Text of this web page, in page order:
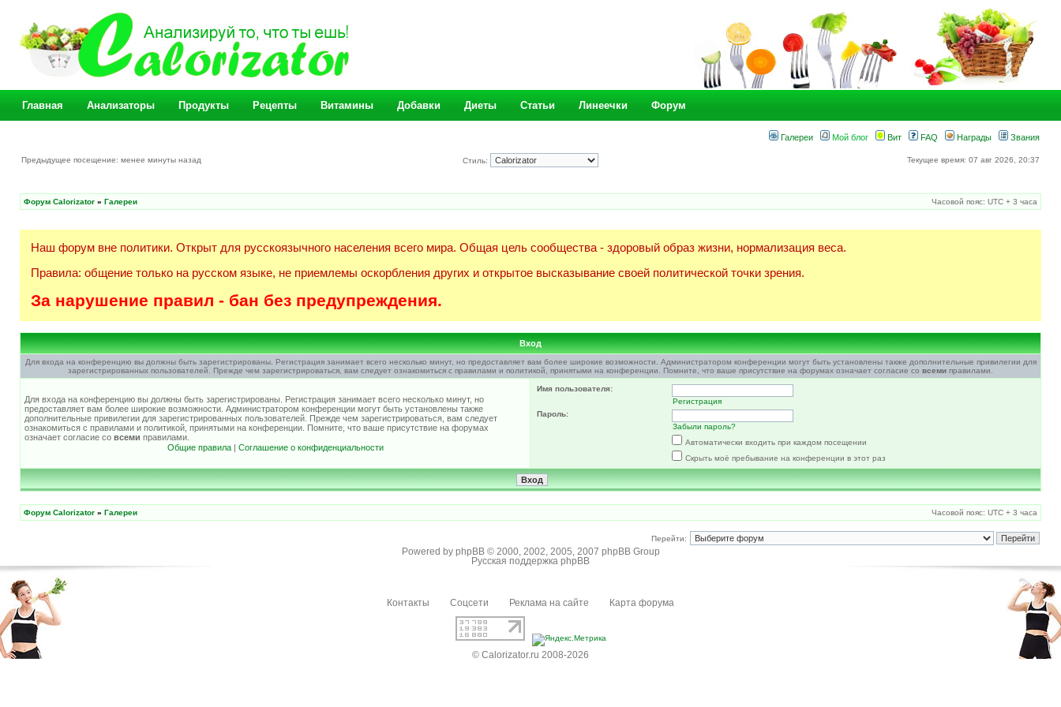
Главная Анализаторы Продукты Рецепты Витамины Добавки Диеты Статьи Линеечки Форум
Галереи Мой блог Вит FAQ Награды Звания
Предыдущее посещение: менее минуты назад Стиль: Текущее время: 07 авг 2026, 20:37
Форум Calorizator » Галереи Часовой пояс: UTC + 3 часа
Наш форум вне политики. Открыт для русскоязычного населения всего мира. Общая цель сообщества - здоровый образ жизни, нормализация веса.
Правила: общение только на русском языке, не приемлемы оскорбления других и открытое высказывание своей политической точки зрения.
За нарушение правил - бан без предупреждения.
Вход
Для входа на конференцию вы должны быть зарегистрированы. Регистрация занимает всего несколько минут, но предоставляет вам более широкие возможности. Администратором конференции могут быть установлены также дополнительные привилегии для
зарегистрированных пользователей. Прежде чем зарегистрироваться, вам следует ознакомиться с правилами и политикой, принятыми на конференции. Помните, что ваше присутствие на форумах означает согласие со всемиправилами.
Для входа на конференцию вы должны быть зарегистрированы. Регистрация занимает всего несколько минут, но
предоставляет вам более широкие возможности. Администратором конференции могут быть установлены также
дополнительные привилегии для зарегистрированных пользователей. Прежде чем зарегистрироваться, вам следует
ознакомиться с правилами и политикой, принятыми на конференции. Помните, что ваше присутствие на форумах
означает согласие со всеми правилами.
Общие правила| Соглашение о конфиденциальности
Имя пользователя:
Регистрация
Пароль:
Забыли пароль?
Автоматически входить при каждом посещении
Скрыть моё пребывание на конференции в этот раз
Форум Calorizator » Галереи Часовой пояс: UTC + 3 часа
Перейти:
Powered by phpBB© 2000, 2002, 2005, 2007 phpBB Group
Русская поддержка phpBB
Контакты Соцсети Реклама на сайте Карта форума
© Calorizator.ru 2008-2026